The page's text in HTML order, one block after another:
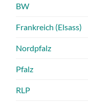
BW
Frankreich (Elsass)
Nordpfalz
Pfalz
RLP